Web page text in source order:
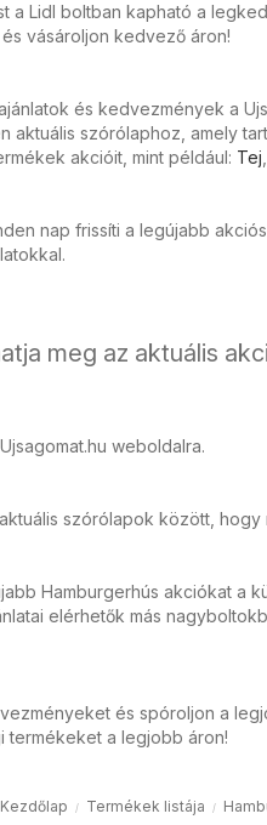
a Lidl boltban kapható a
vásároljon kedvező áron!
és kedvezmények a
aktuális szórólaphoz, amely
akcióit, mint például: Tej
nap frissíti a legújabb
meg az aktuális
weboldalra.
szórólapok között, hogy
Hamburgerhús akciókat a
elérhetők más
és spóroljon a
termékeket a legjobb áron!
Kezdőlap Termékek listája